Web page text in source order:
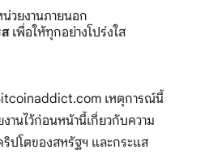
วยงานภายนอก
เพื่อให้ทุกอย่างโปร่งใส
เหตุการณ์นี้
งานไว้ก่อนหน้านี้เกี่ยวกับความ
ริปโตของสหรัฐฯ และกระแส